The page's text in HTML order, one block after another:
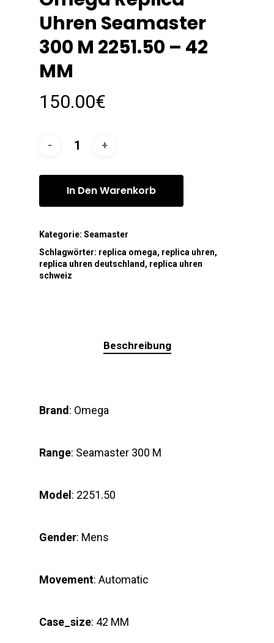
Uhren Seamaster
300 M 2251.50 – 42
MM
150.00€
In Den Warenkorb
Kategorie: Seamaster
Schlagwörter: replica omega, replica uhren,
replica uhren deutschland , replica uhren
schweiz
Beschreibung
Brand: Omega
Range: Seamaster 300 M
Model: 2251.50
Gender: Mens
Movement: Automatic
Case_size: 42 MM